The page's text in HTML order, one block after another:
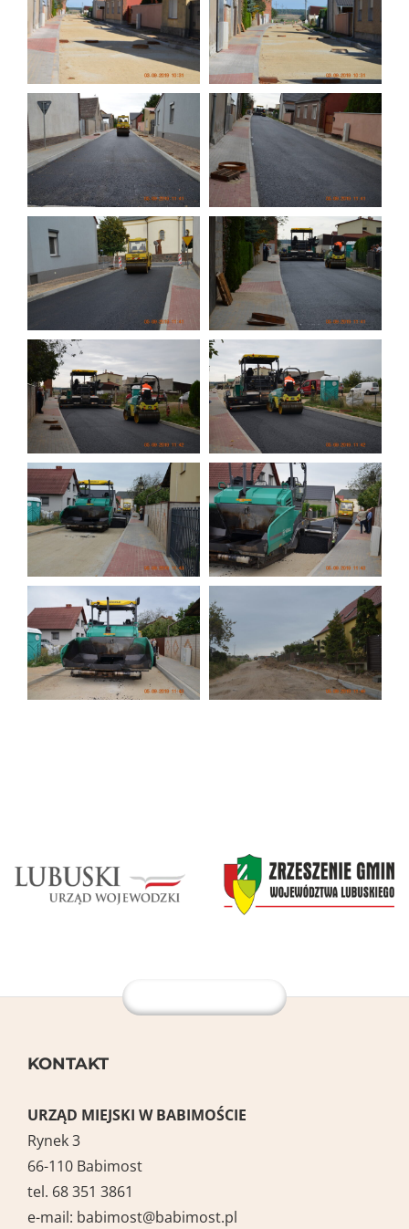
KONTAKT
URZĄD MIEJSKI W BABIMOŚCIE
Rynek 3
66-110 Babimost
tel. 68 351 3861
e-mail: babimost@babimost.pl